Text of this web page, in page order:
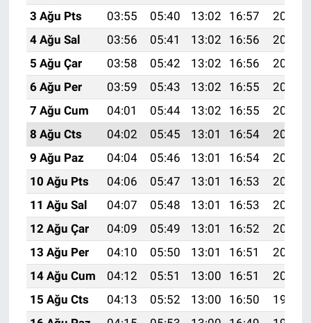
3 Ağu Pts
03:55 05:40 13:02 16:57
20:14
4 Ağu Sal
03:56 05:41 13:02 16:56
20:13
5 Ağu Çar
03:58 05:42 13:02 16:56
20:12
6 Ağu Per
03:59 05:43 13:02 16:55
20:11
7 Ağu Cum
04:01 05:44 13:02 16:55
20:09
8 Ağu Cts
04:02 05:45 13:01 16:54
20:08
9 Ağu Paz
04:04 05:46 13:01 16:54
20:07
10 Ağu Pts
04:06 05:47 13:01 16:53
20:05
11 Ağu Sal
04:07 05:48 13:01 16:53
20:04
12 Ağu Çar
04:09 05:49 13:01 16:52
20:03
13 Ağu Per
04:10 05:50 13:01 16:51
20:01
14 Ağu Cum
04:12 05:51 13:00 16:51
20:00
15 Ağu Cts
04:13 05:52 13:00 16:50
19:59